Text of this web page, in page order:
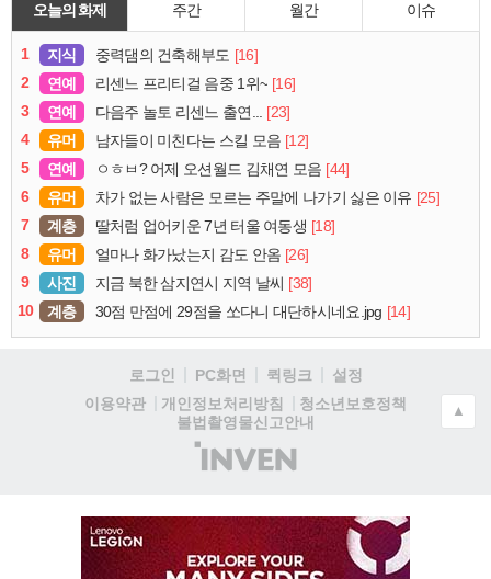
오늘의 화제 주간 월간 이슈
1 지식 중력댐의 건축해부도 [16]
2
연예 리센느 프리티걸 음중 1위~ [16]
3
연예 다음주 놀토 리센느 출연... [23]
4
유머 남자들이 미친다는 스킬 모음 [12]
5
연예 ㅇㅎㅂ? 어제 오션월드 김채연 모음 [44]
6
유머 차가 없는 사람은 모르는 주말에 나가기 싫은 이유 [25]
7
계층 딸처럼 업어키운 7년 터울 여동생 [18]
8
유머 얼마나 화가났는지 감도 안옴 [26]
9
사진 지금 북한 삼지연시 지역 날씨 [38]
10
계층 30점 만점에 29점을 쏘다니 대단하시네요.jpg [14]
로그인 PC화면 퀵링크
설정
이용약관
개인정보처리방침
청소년보호정책
불법촬영물신고안내
(주)
인
▲